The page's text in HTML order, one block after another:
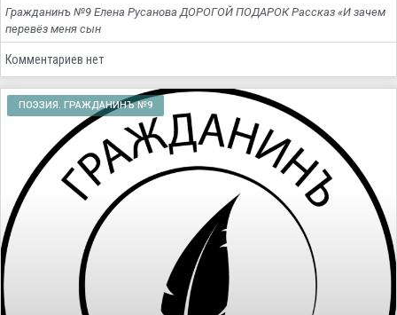
Гражданинъ №9 Елена Русанова ДОРОГОЙ ПОДАРОК Рассказ «И зачем
перевёз меня сын
Комментариев нет
ПОЭЗИЯ. ГРАЖДАНИНЪ №9